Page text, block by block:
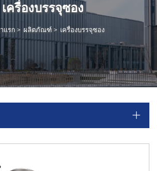
เครื่องบรรจุซอง
แรก > ผลิตภัณฑ์ > เครื่องบรรจุซอง